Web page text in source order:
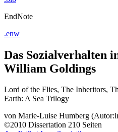
EndNote
.enw
Das Sozialverhalten
William Goldings
Lord of the Flies, The Inheritors,
Earth: A Sea Trilogy
von Marie-Luise Humberg
©2010 Dissertation 210 Seiten